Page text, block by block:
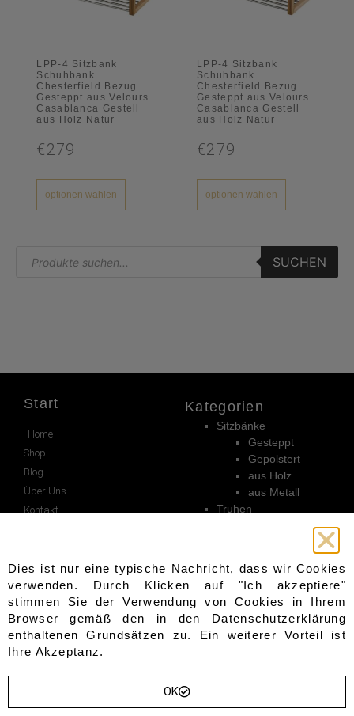
LPP-4 Sitzbank
Schuhbank
Chesterfield Bezug
Gesteppt aus Velours
Casablanca Gestell
aus Holz Natur
€279
optionen wählen
LPP-4 Sitzbank
Schuhbank
Chesterfield Bezug
Gesteppt aus Velours
Casablanca Gestell
aus Holz Natur
€279
optionen wählen
SUCHEN
Start
Home
Shop
Blog
Über Uns
Kontakt
Warenkorb
Bezahlung
Kasse
Mein konto
Kategorien
Sitzbänke
Gesteppt
Gepolstert
aus Holz
aus Metall
Truhen
Beistelltische
Sideboards
Wandpaneele
Hocker
Tische
Stühle
Unterlagen Folge uns
Dies ist nur eine typische Nachricht, dass wir Cookies
verwenden. Durch Klicken auf "Ich akzeptiere"
stimmen Sie der Verwendung von Cookies in Ihrem
Browser gemäß den in den Datenschutzerklärung
enthaltenen Grundsätzen zu. Ein weiterer Vorteil ist
Ihre Akzeptanz.
OK